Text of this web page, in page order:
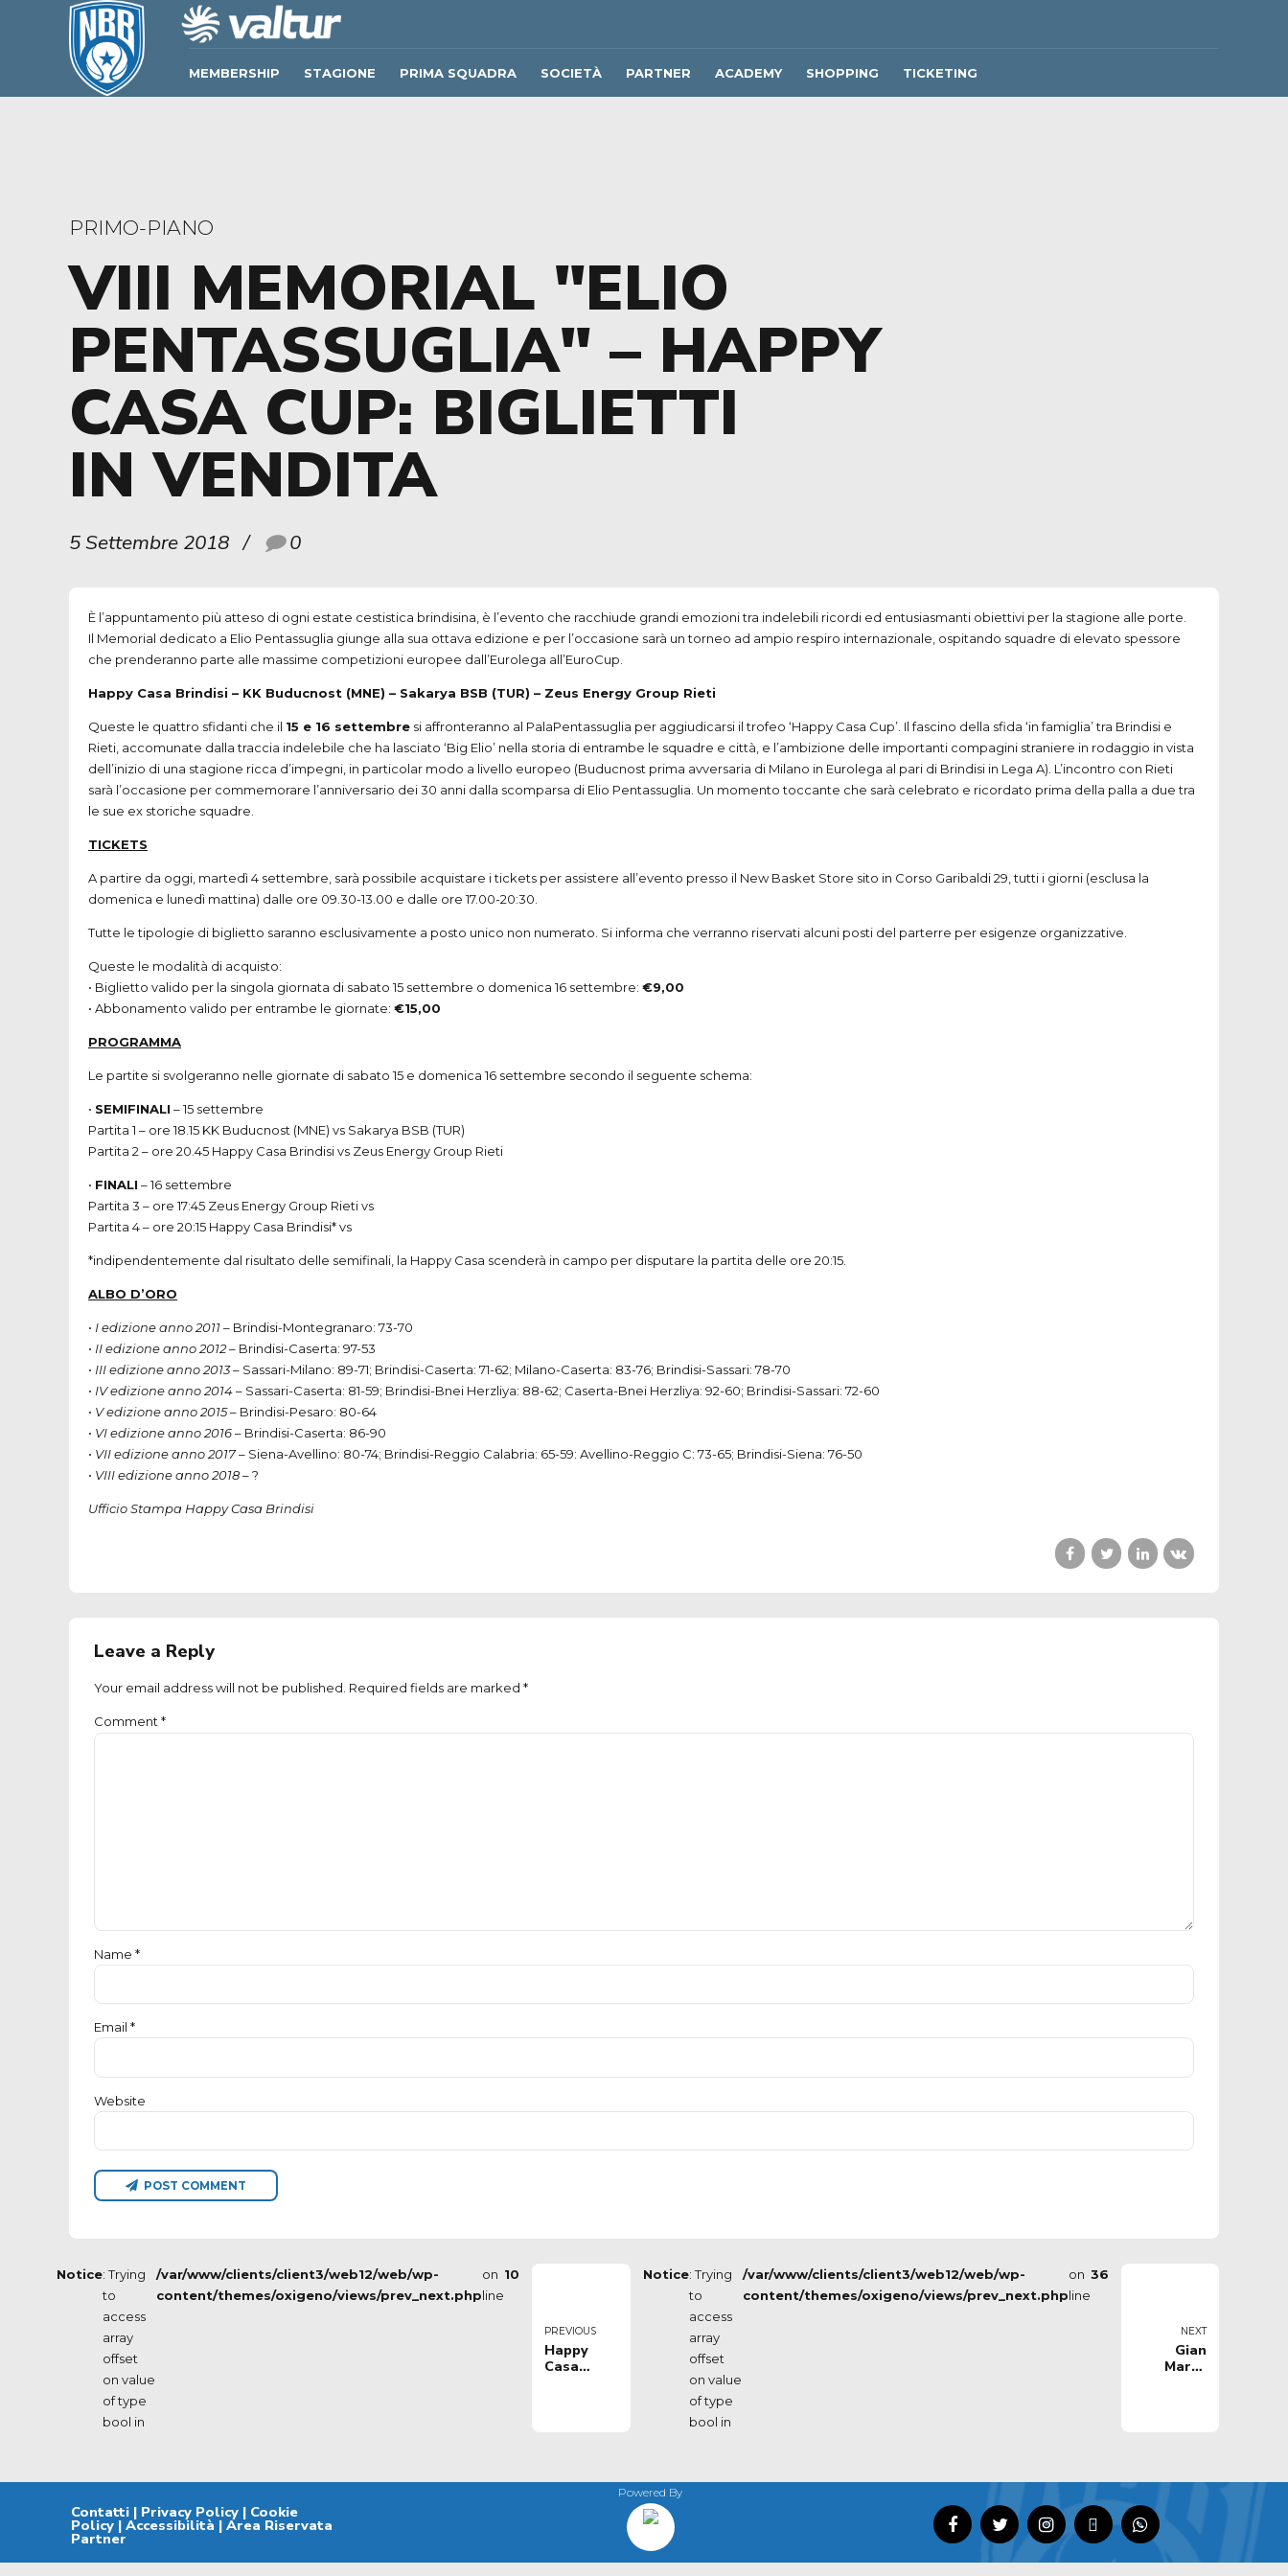
MEMBERSHIP STAGIONE PRIMA SQUADRA SOCIETÀ PARTNER ACADEMY SHOPPING TICKETING
PRIMO-PIANO
VIII MEMORIAL "ELIO
PENTASSUGLIA" – HAPPY
CASA CUP: BIGLIETTI
IN VENDITA
5 Settembre 2018 0
È l’appuntamento più atteso di ogni estate cestistica brindisina, è l’evento che racchiude grandi emozioni tra indelebili ricordi ed entusiasmanti obiettivi per la stagione alle porte.
Il Memorial dedicato a Elio Pentassuglia giunge alla sua ottava edizione e per l’occasione sarà un torneo ad ampio respiro internazionale, ospitando squadre di elevato spessore
che prenderanno parte alle massime competizioni europee dall’Eurolega all’EuroCup.
Happy Casa Brindisi – KK Buducnost (MNE) – Sakarya BSB (TUR) – Zeus Energy Group Rieti
Queste le quattro sfidanti che il 15 e 16 settembre si affronteranno al PalaPentassuglia per aggiudicarsi il trofeo ‘Happy Casa Cup’. Il fascino della sfida ‘in famiglia’ tra Brindisi e
Rieti, accomunate dalla traccia indelebile che ha lasciato ‘Big Elio’ nella storia di entrambe le squadre e città, e l’ambizione delle importanti compagini straniere in rodaggio in vista
dell’inizio di una stagione ricca d’impegni, in particolar modo a livello europeo (Buducnost prima avversaria di Milano in Eurolega al pari di Brindisi in Lega A). L’incontro con Rieti
sarà l’occasione per commemorare l’anniversario dei 30 anni dalla scomparsa di Elio Pentassuglia. Un momento toccante che sarà celebrato e ricordato prima della palla a due tra
le sue ex storiche squadre.
TICKETS
A partire da oggi, martedì 4 settembre, sarà possibile acquistare i tickets per assistere all’evento presso il New Basket Store sito in Corso Garibaldi 29, tutti i giorni (esclusa la
domenica e lunedì mattina) dalle ore 09.30-13.00 e dalle ore 17.00-20:30.
Tutte le tipologie di biglietto saranno esclusivamente a posto unico non numerato. Si informa che verranno riservati alcuni posti del parterre per esigenze organizzative.
Queste le modalità di acquisto:
• Biglietto valido per la singola giornata di sabato 15 settembre o domenica 16 settembre: €9,00
• Abbonamento valido per entrambe le giornate: €15,00
PROGRAMMA
Le partite si svolgeranno nelle giornate di sabato 15 e domenica 16 settembre secondo il seguente schema:
• SEMIFINALI – 15 settembre
Partita 1 – ore 18.15 KK Buducnost (MNE) vs Sakarya BSB (TUR)
Partita 2 – ore 20.45 Happy Casa Brindisi vs Zeus Energy Group Rieti
• FINALI – 16 settembre
Partita 3 – ore 17:45 Zeus Energy Group Rieti vs
Partita 4 – ore 20:15 Happy Casa Brindisi* vs
*indipendentemente dal risultato delle semifinali, la Happy Casa scenderà in campo per disputare la partita delle ore 20:15.
ALBO D’ORO
• I edizione anno 2011– Brindisi-Montegranaro: 73-70
• II edizione anno 2012– Brindisi-Caserta: 97-53
• IIIedizione anno 2013– Sassari-Milano: 89-71; Brindisi-Caserta: 71-62; Milano-Caserta: 83-76; Brindisi-Sassari: 78-70
• IV edizione anno 2014– Sassari-Caserta: 81-59; Brindisi-Bnei Herzliya: 88-62; Caserta-Bnei Herzliya: 92-60; Brindisi-Sassari: 72-60
• V edizione anno 2015– Brindisi-Pesaro: 80-64
• VI edizione anno 2016– Brindisi-Caserta: 86-90
• VIIedizione anno 2017– Siena-Avellino: 80-74; Brindisi-Reggio Calabria: 65-59: Avellino-Reggio C: 73-65; Brindisi-Siena: 76-50
• VIIIedizione anno 2018– ?
Ufficio Stampa Happy Casa Brindisi
Leave a Reply
Your email address will not be published. Required fields are marked *
Comment *
Name *
Email *
Website
POST COMMENT
Notice: Trying
to
access
array
offset
on value
of type
bool in
/var/www/clients/client3/web12/web/wp-
content/themes/oxigeno/views/prev_next.php
on
line
10
PREVIOUS
Happy
Casa
contro i
del Sakarya
Notice: Trying
to
access
array
offset
on value
of type
bool in
/var/www/clients/client3/web12/web/wp-
content/themes/oxigeno/views/prev_next.php
on
line
36
NEXT
Gian
Marco
Contatti| Privacy Policy| Cookie
Policy| Accessibilità | Area Riservata
Partner
Powered By